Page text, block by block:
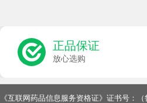
正品保证
放心选购
《互联网药品信息服务资格证》证书号：